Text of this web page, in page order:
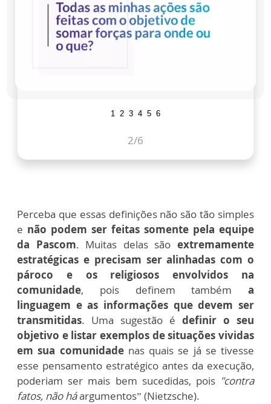
1 2 3 4 5 6
3/6
Perceba que essas definições não são tão simples
e não podem ser feitas somente pela equipe
da Pascom. Muitas delas sãoextremamente
estratégicas e precisam ser alinhadas com o
pároco e os religiosos envolvidos na
comunidade, pois definem também a
linguagem e as informações que devem ser
transmitidas. Uma sugestão é definir o seu
objetivo e listar exemplos de situações vividas
em sua comunidadenas quais se já se tivesse
esse pensamento estratégico antes da execução,
poderiam ser mais bem sucedidas, pois "contra
fatos, não háargumentos” (Nietzsche).